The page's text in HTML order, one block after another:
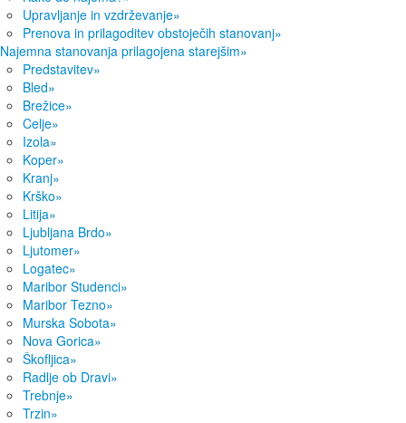
Upravljanje in vzdrževanje»
Prenova in prilagoditev obstoječih stanovanj»
Najemna stanovanja prilagojena starejšim»
Predstavitev»
Bled»
Brežice»
Celje»
Izola»
Koper»
Kranj»
Krško»
Litija»
Ljubljana Brdo»
Ljutomer»
Logatec»
Maribor Studenci»
Maribor Tezno»
Murska Sobota»
Nova Gorica»
Škofljica»
Radlje ob Dravi»
Trebnje»
Trzin»